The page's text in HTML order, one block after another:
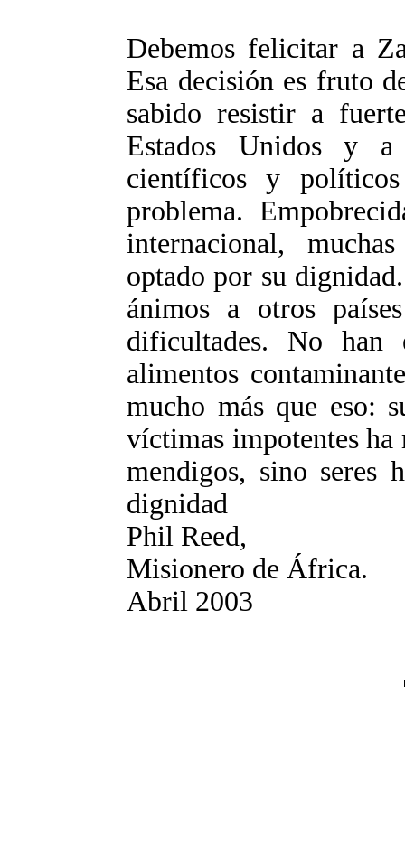
Debemos felicitar a
Esa decisión es fruto
sabido resistir a
Estados Unidos y a
científicos y
problema.
internacional,
optado por su
ánimos a otros
dificultades. No han
alimentos
mucho más que eso:
víctimas impotentes ha
mendigos, sino seres
dignidad
Phil Reed,
Misionero de África.
Abril 2003